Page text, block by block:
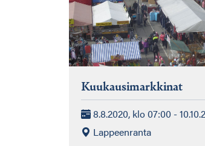
Kuukausimarkkinat
8.8.2020, klo 07:00 -
Lappeenranta